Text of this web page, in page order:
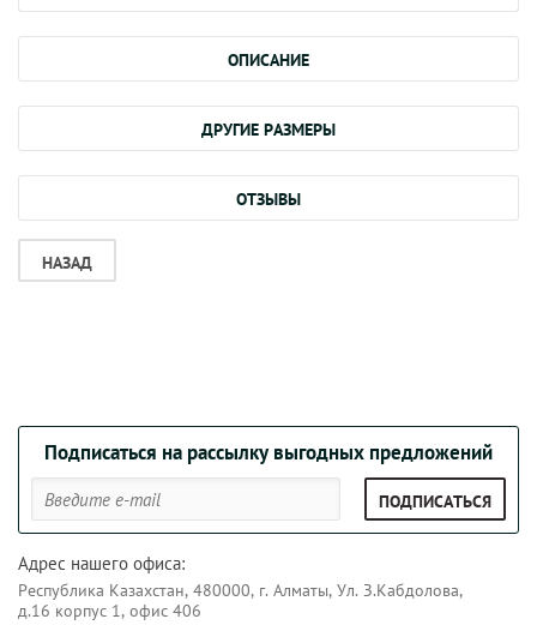
ОПИСАНИЕ
ДРУГИЕ РАЗМЕРЫ
ОТЗЫВЫ
НАЗАД
Подписаться на рассылку выгодных предложений
ПОДПИСАТЬСЯ
Адрес нашего офиса:
Республика Казахстан, 480000, г. Алматы, Ул. З.Кабдолова,
д.16 корпус 1, офис 406